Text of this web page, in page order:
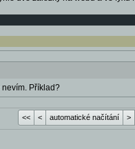
nevím. Příklad?
<< < automatické načítání >